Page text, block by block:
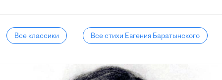
Все классики Все стихи Евгения Баратынского